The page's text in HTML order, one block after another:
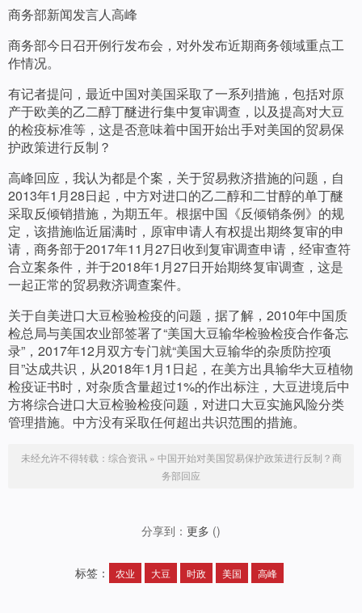
商务部新闻发言人高峰
商务部今日召开例行发布会，对外发布近期商务领域重点工
作情况。
有记者提问，最近中国对美国采取了一系列措施，包括对原
产于欧美的乙二醇丁醚进行集中复审调查，以及提高对大豆
的检疫标准等，这是否意味着中国开始出手对美国的贸易保
护政策进行反制？
高峰回应，我认为都是个案，关于贸易救济措施的问题，自
2013年1月28日起，中方对进口的乙二醇和二甘醇的单丁醚
采取反倾销措施，为期五年。根据中国《反倾销条例》的规
定，该措施临近届满时，原审申请人有权提出期终复审的申
请，商务部于2017年11月27日收到复审调查申请，经审查符
合立案条件，并于2018年1月27日开始期终复审调查，这是
一起正常的贸易救济调查案件。
关于自美进口大豆检验检疫的问题，据了解，2010年中国质
检总局与美国农业部签署了“美国大豆输华检验检疫合作备忘
录”，2017年12月双方专门就“美国大豆输华的杂质防控项
目”达成共识，从2018年1月1日起，在美方出具输华大豆植物
检疫证书时，对杂质含量超过1%的作出标注，大豆进境后中
方将综合进口大豆检验检疫问题，对进口大豆实施风险分类
管理措施。中方没有采取任何超出共识范围的措施。
未经允许不得转载： 综合资讯» 中国开始对美国贸易保护政策进行反制？商
务部回应
分享到： 更多 ()
标签： 农业 大豆 时政 美国 高峰